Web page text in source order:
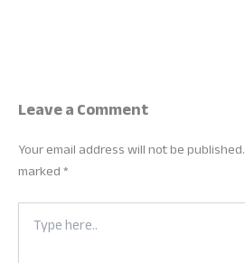
Leave a Comment
Your email address will not be published.
marked*
Type
here..